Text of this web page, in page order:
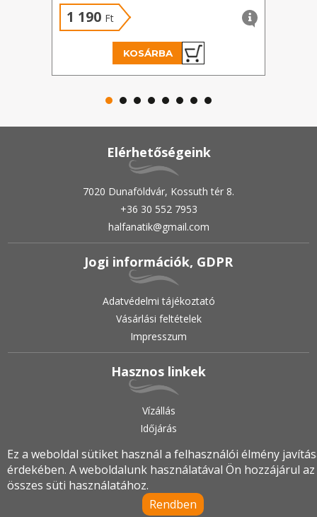
1 190 Ft
KOSÁRBA
Elérhetőségeink
7020 Dunaföldvár, Kossuth tér 8.
+36 30 552 7953
halfanatik@gmail.com
Jogi információk, GDPR
Adatvédelmi tájékoztató
Vásárlási feltételek
Impresszum
Hasznos linkek
Vízállás
Időjárás
2019.•© halfanatik.hu•Minden jog fenntartva!
Ez a weboldal sütiket használ a felhasználói élmény
érdekében. A weboldalunk használatával Ön hozzájárul az
összes süti használatához.
Rendben